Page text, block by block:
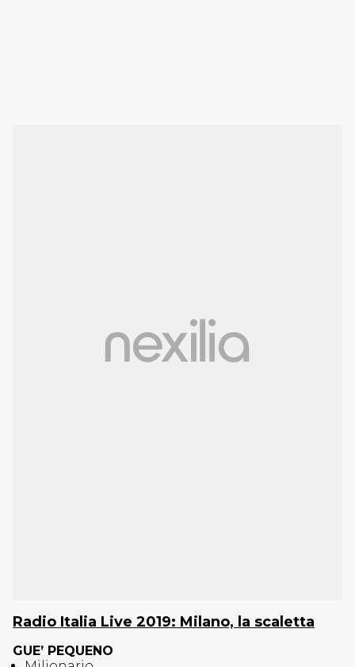
Radio Italia Live 2019: Milano, la scaletta
GUE’ PEQUENO